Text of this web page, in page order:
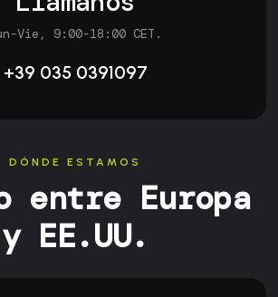
Vie, 9:00-18:00 CET.
+39 035 0391097
DÓNDE ESTAMOS
entre Europa
y EE.UU.